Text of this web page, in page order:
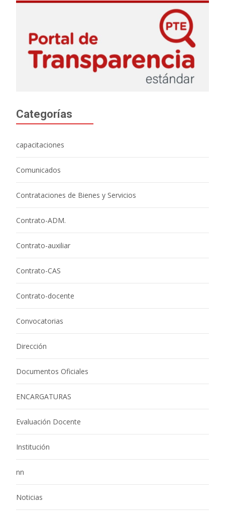
Categorías
capacitaciones
Comunicados
Contrataciones de Bienes y Servicios
Contrato-ADM.
Contrato-auxiliar
Contrato-CAS
Contrato-docente
Convocatorias
Dirección
Documentos Oficiales
ENCARGATURAS
Evaluación Docente
Institución
nn
Noticias